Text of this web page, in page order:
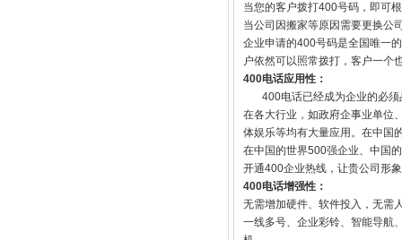
当您的客户拨打400号码，即可
当公司因搬家等原因需要更换公
企业申请的400号码是全国唯一
户依然可以照常拨打，客户一个
400电话应用性：
400电话已经成为企业的必须
在各大行业，如政府企事业单位
体娱乐等均有大量应用。在中国
在中国的世界500强企业、中国
开通400企业热线，让贵公司形
400电话增强性：
无需增加硬件、软件投入，无需
一线多号、企业彩铃、智能导航